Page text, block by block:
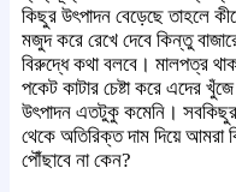
কিছুর উৎপাদন বেড়েছে তাহলে
মজুদ করে রেখে দেবে কিন্তু
বিরুদ্ধে কথা বলবে। মালপত্র
পকেট কাটার চেষ্টা করে এদের
উৎপাদন এতটুকু কমেনি।
থেকে অতিরিক্ত দাম দিয়ে আমরা
পৌঁছাবে না কেন?